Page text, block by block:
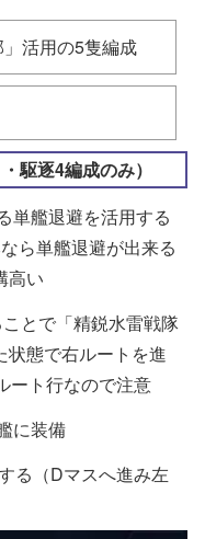
活用の5隻編成
駆逐4編成のみ）
単艦退避を活用する
ら単艦退避が出来る
高い
とで「精鋭水雷戦隊
状態で右ルートを進
ート行なので注意
に装備
る（Dマスへ進み左